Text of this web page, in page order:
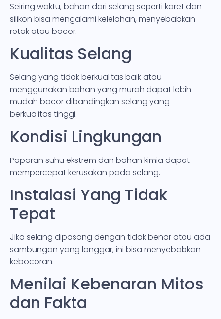
Seiring waktu, bahan dari selang seperti karet dan
silikon bisa mengalami kelelahan, menyebabkan
retak atau bocor.
Kualitas Selang
Selang yang tidak berkualitas baik atau
menggunakan bahan yang murah dapat lebih
mudah bocor dibandingkan selang yang
berkualitas tinggi.
Kondisi Lingkungan
Paparan suhu ekstrem dan bahan kimia dapat
mempercepat kerusakan pada selang.
Instalasi Yang Tidak
Tepat
Jika selang dipasang dengan tidak benar atau ada
sambungan yang longgar, ini bisa menyebabkan
kebocoran.
Menilai Kebenaran Mitos
dan Fakta